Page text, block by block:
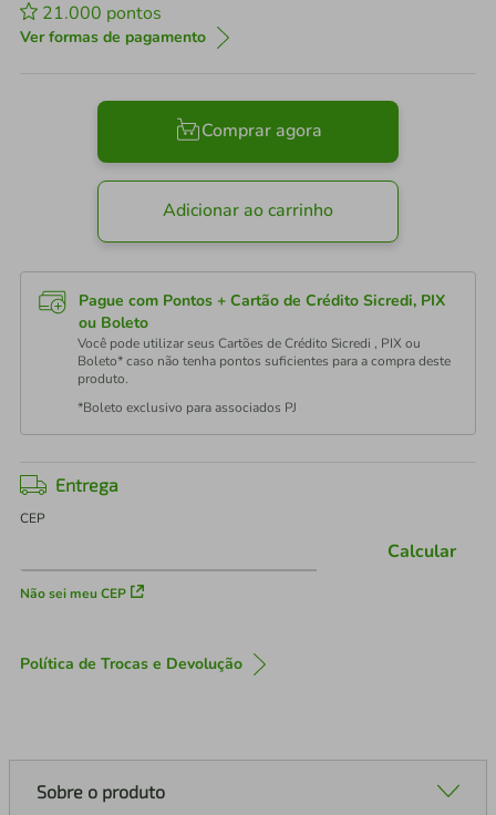
21.000 pontos
Ver formas de pagamento
Comprar agora
Adicionar ao carrinho
Pague com Pontos + Cartão de Crédito Sicredi, PIX
ou Boleto
Você pode utilizar seus Cartões de Crédito Sicredi , PIX ou
Boleto* caso não tenha pontos suficientes para a compra deste
produto.
*Boleto exclusivo para associados PJ
Entrega
CEP
Não sei meu CEP
Calcular
Política de Trocas e Devolução
Sobre o produto